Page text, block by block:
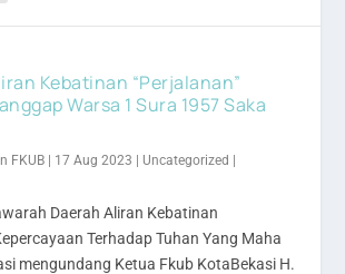
Kebatinan “Perjalanan”
Warsa 1 Sura 1957 Saka
FKUB 17 Aug 2023 Uncategorized
Daerah Aliran Kebatinan
Terhadap Tuhan Yang Maha
mengundang Ketua Fkub KotaBekasi H.